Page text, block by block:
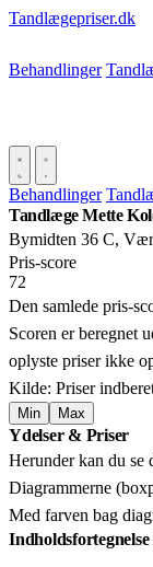
Tandlægepriser.dk
Behandlinger
Behandlinger
Tandlæge Mette
Bymidten 36 C,
Pris‑score
72
Den samlede pris-
Scoren er beregnet
oplyste priser ikke
Kilde: Priser
Min Max
+
−
Ydelser & Priser
Herunder kan du se
Diagrammerne
Med farven bag